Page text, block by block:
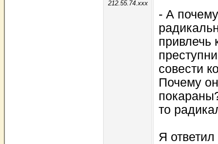
212.55.74.xxx
- А
привлечь
совести
Почему
то
Я